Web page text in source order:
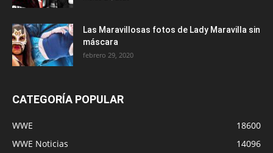
Las Maravillosas fotos de Lady Maravilla sin
máscara
febrero 29, 2020
CATEGORÍA POPULAR
WWE
18600
WWE Noticias
14096